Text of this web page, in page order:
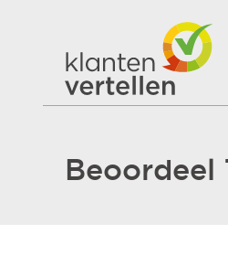
Beoordeel